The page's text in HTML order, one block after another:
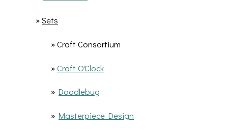
»Sets
» Craft Consortium
»Craft O'Clock
» Doodlebug
» Masterpiece Design